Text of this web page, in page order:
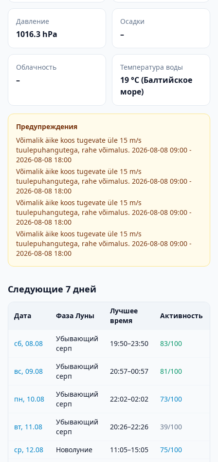
Давление
1016.3 hPa
Осадки
–
Облачность
–
Температура воды
19 °C (Балтийское
море)
Предупреждения
Võimalik äike koos tugevate üle 15 m/s
tuulepuhangutega, rahe võimalus. 2026-08-08 09:00 -
2026-08-08 18:00
Võimalik äike koos tugevate üle 15 m/s
tuulepuhangutega, rahe võimalus. 2026-08-08 09:00 -
2026-08-08 18:00
Võimalik äike koos tugevate üle 15 m/s
tuulepuhangutega, rahe võimalus. 2026-08-08 09:00 -
2026-08-08 18:00
Võimalik äike koos tugevate üle 15 m/s
tuulepuhangutega, rahe võimalus. 2026-08-08 09:00 -
2026-08-08 18:00
Следующие 7 дней
Дата Фаза Луны
Лучшее
время
Активность
сб, 08.08
Убывающий
серп
19:50–23:50 83/100
вс, 09.08
Убывающий
серп
20:57–00:57 81/100
пн, 10.08
Убывающий
серп
22:02–02:02 73/100
вт, 11.08
Убывающий
серп
20:26–22:26 39/100
ср, 12.08 Новолуние 11:05–15:05 75/100